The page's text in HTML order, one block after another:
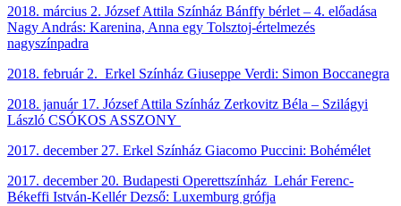
2018. március 2. József Attila Színház Bánffy bérlet – 4. előadása
Nagy András: Karenina, Anna egy Tolsztoj-értelmezés
nagyszínpadra
2018. február 2. Erkel Színház Giuseppe Verdi: Simon Boccanegra
2018. január 17. József Attila Színház Zerkovitz Béla – Szilágyi
László CSÓKOS ASSZONY
2017. december 27. Erkel Színház Giacomo Puccini: Bohémélet
2017. december 20. Budapesti Operettszínház Lehár Ferenc-
Békeffi István-Kellér Dezső: Luxemburg grófja